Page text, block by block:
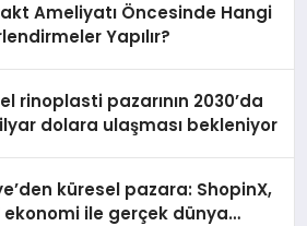
Ameliyatı Öncesinde Hangi
Yapılır?
rinoplasti pazarının 2030’da
dolara ulaşması bekleniyor
küresel pazara: ShopinX,
ile gerçek dünya